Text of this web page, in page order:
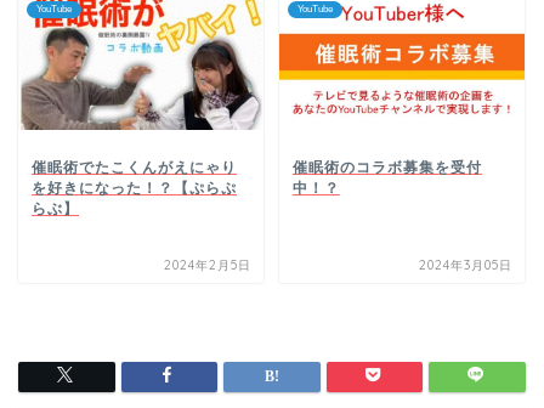
YouTube
催眠術でたこくんがえにゃり
を好きになった！？【ぷらぷ
らぶ】
2024年2月5日
YouTube
催眠術のコラボ募集を受付
中！？
2024年3月05日